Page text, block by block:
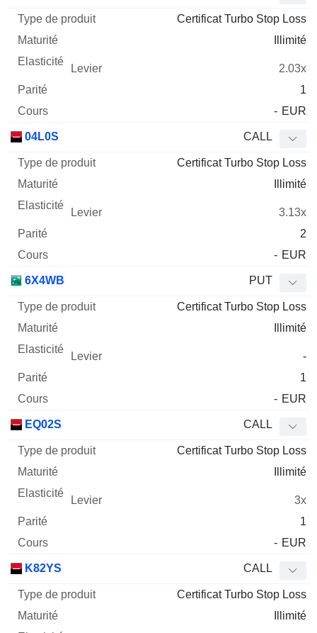
Certificat Turbo Stop Loss
Illimité
2.03x
1
- EUR
04L0S CALL
Certificat Turbo Stop Loss
Illimité
3.13x
2
- EUR
6X4WB PUT
Certificat Turbo Stop Loss
Illimité
-
1
- EUR
EQ02S CALL
Certificat Turbo Stop Loss
Illimité
3x
1
- EUR
K82YS CALL
Certificat Turbo Stop Loss
Illimité